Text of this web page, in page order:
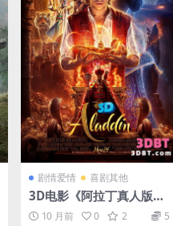
剧情爱情 喜剧其他
3D电影《阿拉丁真人版》
下载 左右格式 3D 版 网盘
10 月前 0 2 5